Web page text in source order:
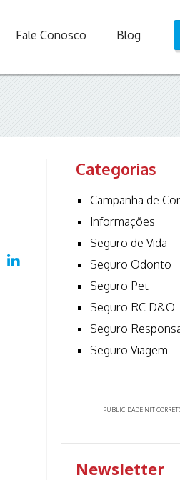
Fale Conosco Blog
Categorias
Campanha de
Informações
Seguro de Vida
Seguro Odonto
Seguro Pet
Seguro RC D&O
Seguro
Seguro Viagem
PUBLICIDADE NIT
Newsletter